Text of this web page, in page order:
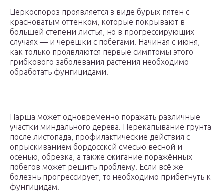
Церкоспороз проявляется в виде бурых пятен с
красноватым оттенком, которые покрывают в
большей степени листья, но в прогрессирующих
случаях — и черешки с побегами. Начиная с июня,
как только проявляются первые симптомы этого
грибкового заболевания растения необходимо
обработать фунгицидами.
Парша может одновременно поражать различные
участки миндального дерева. Перекапывание грунта
после листопада, профилактические действия с
опрыскиванием бордосской смесью весной и
осенью, обрезка, а также сжигание поражённых
побегов может решить проблему. Если всё же
болезнь прогрессирует, то необходимо прибегнуть к
фунгицидам.